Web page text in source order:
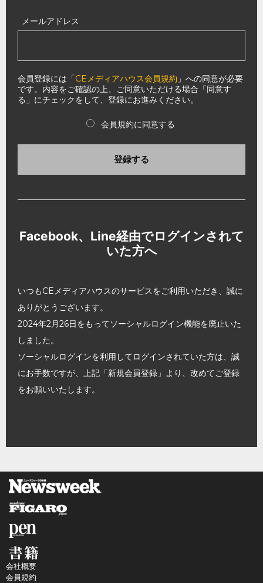
メールアドレス
会員登録には「CEメディアハウス会員規約 」への同意が必要
です。内容をご確認の上、ご同意いただける場合「同意す
る」にチェックをして、登録にお進みください。
会員規約に同意する
登録する
Facebook、Line経由でログインされて
いた方へ
いつもCEメディアハウスのサービスをご利用いただき、誠に
ありがとうございます。
2024年2月26日をもってソーシャルログイン機能を廃止いた
しました。
ソーシャルログインを利用してログインされていた方は、誠
にお手数ですが、上記「新規会員登録」より、改めてご登録
をお願いいたします。
会社概要
会員規約